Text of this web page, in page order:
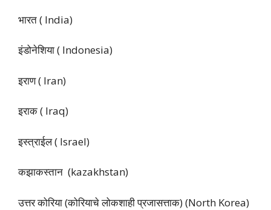
भारत ( India)
इंडोनेशिया ( Indonesia)
इराण ( Iran)
इराक ( Iraq)
इस्त्राईल ( Israel)
कझाकस्तान (kazakhstan)
उत्तर कोरिया (कोरियाचे लोकशाही प्रजासत्ताक) (North Korea)